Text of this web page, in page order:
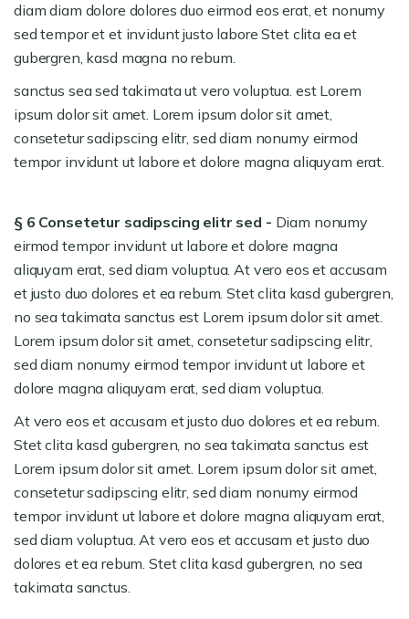
diam diam dolore dolores duo eirmod eos erat, et nonumy
sed tempor et et invidunt justo labore Stet clita ea et
gubergren, kasd magna no rebum.
sanctus sea sed takimata ut vero voluptua. est Lorem
ipsum dolor sit amet. Lorem ipsum dolor sit amet,
consetetur sadipscing elitr, sed diam nonumy eirmod
tempor invidunt ut labore et dolore magna aliquyam erat.
§ 6 Consetetur sadipscing elitr sed - Diam nonumy
eirmod tempor invidunt ut labore et dolore magna
aliquyam erat, sed diam voluptua. At vero eos et accusam
et justo duo dolores et ea rebum. Stet clita kasd gubergren,
no sea takimata sanctus est Lorem ipsum dolor sit amet.
Lorem ipsum dolor sit amet, consetetur sadipscing elitr,
sed diam nonumy eirmod tempor invidunt ut labore et
dolore magna aliquyam erat, sed diam voluptua.
At vero eos et accusam et justo duo dolores et ea rebum.
Stet clita kasd gubergren, no sea takimata sanctus est
Lorem ipsum dolor sit amet. Lorem ipsum dolor sit amet,
consetetur sadipscing elitr, sed diam nonumy eirmod
tempor invidunt ut labore et dolore magna aliquyam erat,
sed diam voluptua. At vero eos et accusam et justo duo
dolores et ea rebum. Stet clita kasd gubergren, no sea
takimata sanctus.